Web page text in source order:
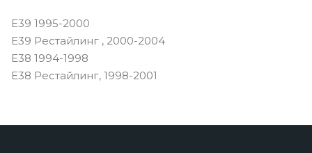
E39 1995-2000
E39 Рестайлинг , 2000-2004
E38 1994-1998
E38 Рестайлинг, 1998-2001